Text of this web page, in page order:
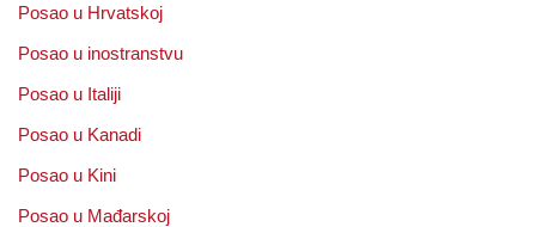
Posao u Hrvatskoj
Posao u inostranstvu
Posao u Italiji
Posao u Kanadi
Posao u Kini
Posao u Mađarskoj